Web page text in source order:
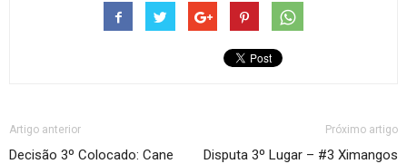
Artigo anterior
Decisão 3º Colocado: Cane
Próximo artigo
Disputa 3º Lugar – #3 Ximangos